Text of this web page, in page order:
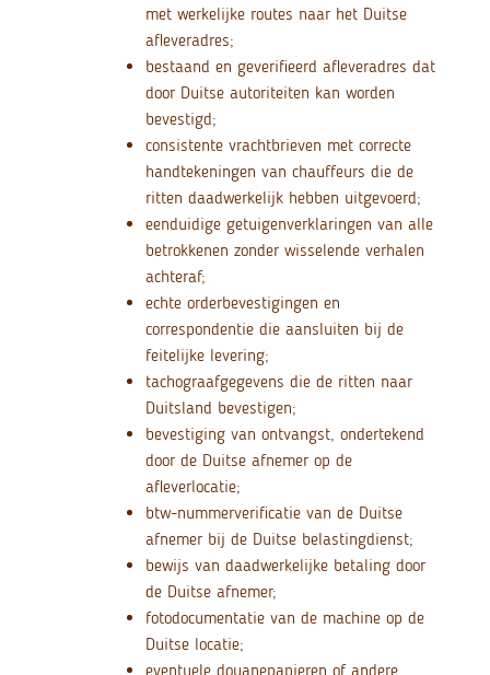
met werkelijke routes naar het Duitse
afleveradres;
bestaand en geverifieerd afleveradres dat
door Duitse autoriteiten kan worden
bevestigd;
consistente vrachtbrieven met correcte
handtekeningen van chauffeurs die de
ritten daadwerkelijk hebben uitgevoerd;
eenduidige getuigenverklaringen van alle
betrokkenen zonder wisselende verhalen
achteraf;
echte orderbevestigingen en
correspondentie die aansluiten bij de
feitelijke levering;
tachograafgegevens die de ritten naar
Duitsland bevestigen;
bevestiging van ontvangst, ondertekend
door de Duitse afnemer op de
afleverlocatie;
btw-nummerverificatie van de Duitse
afnemer bij de Duitse belastingdienst;
bewijs van daadwerkelijke betaling door
de Duitse afnemer;
fotodocumentatie van de machine op de
Duitse locatie;
eventuele douanepapieren of andere